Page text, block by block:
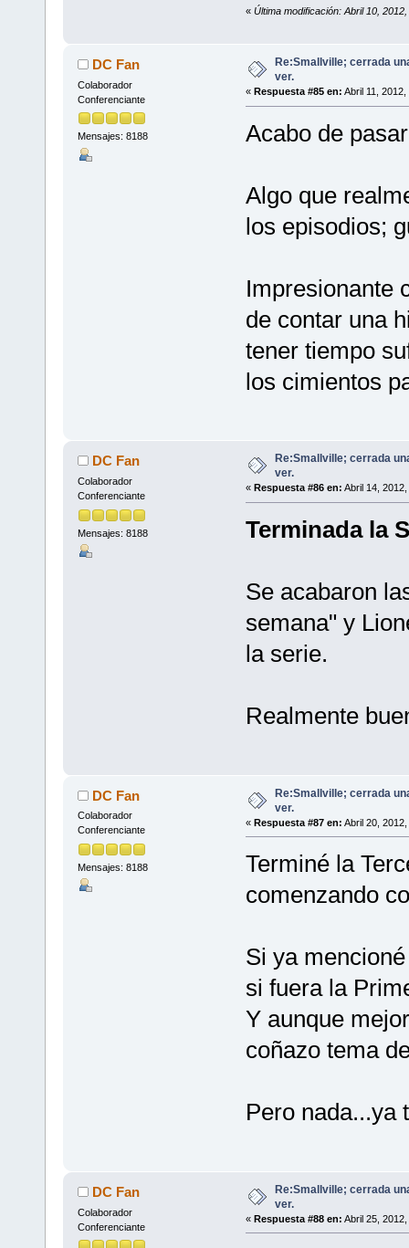
« Última modificación: Abril 10,
DC Fan
Colaborador
Conferenciante
Mensajes: 8188
Re:Smallville; cerrada
ver.
« Respuesta #85 en: Abril 11,
Acabo de
Algo que
los episodios;
Impresionante
de contar una
tener tiempo
los cimientos
DC Fan
Colaborador
Conferenciante
Mensajes: 8188
Re:Smallville; cerrada
ver.
« Respuesta #86 en: Abril 14,
Terminada la
Se acabaron
semana" y
la serie.
Realmente
DC Fan
Colaborador
Conferenciante
Mensajes: 8188
Re:Smallville; cerrada
ver.
« Respuesta #87 en: Abril 20,
Terminé la
comenzando
Si ya
si fuera la
Y aunque
coñazo tema
Pero nada...ya
DC Fan
Colaborador
Conferenciante
Re:Smallville; cerrada
ver.
« Respuesta #88 en: Abril 25,